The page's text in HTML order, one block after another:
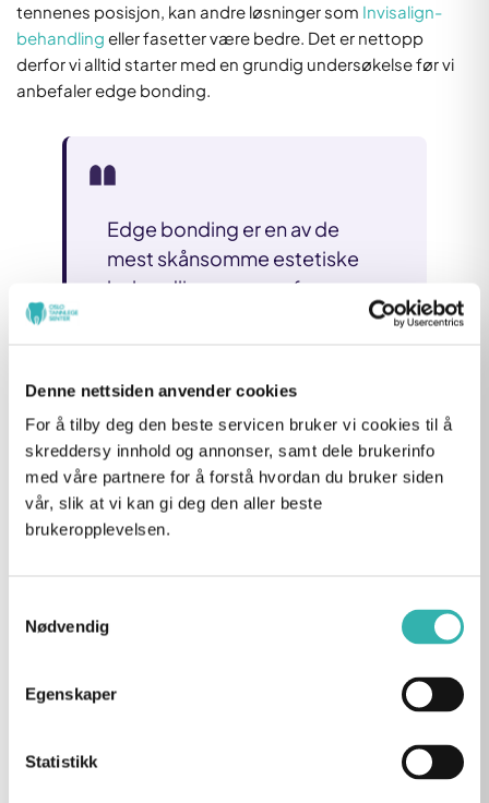
Denne nettsiden anvender cookies
For å tilby deg den beste servicen bruker vi cookies til å
skreddersy innhold og annonser, samt dele brukerinfo
med våre partnere for å forstå hvordan du bruker siden
vår, slik at vi kan gi deg den aller beste
brukeropplevelsen.
Nødvendig
Egenskaper
Statistikk
tennenes posisjon, kan andre løsninger som Invisalign-
behandling eller fasetter være bedre. Det er nettopp
derfor vi alltid starter med en grundig undersøkelse før vi
anbefaler edge bonding.
Edge bonding er en av de
mest skånsomme estetiske
behandlingene som finnes –
Resultater pasientene våre
opplever
Vika ser vi at edge bonding gir noen tydelige fordeler. Her
er det pasientene oftest trekker frem etter behandling:
Et yngre og friskere uttrykk